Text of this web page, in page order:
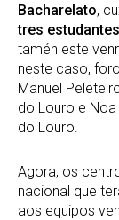
Bacharelato,
tres
tamén este
neste caso,
Manuel
do Louro e Noa
do Louro.
Agora, os
nacional que
aos equipos